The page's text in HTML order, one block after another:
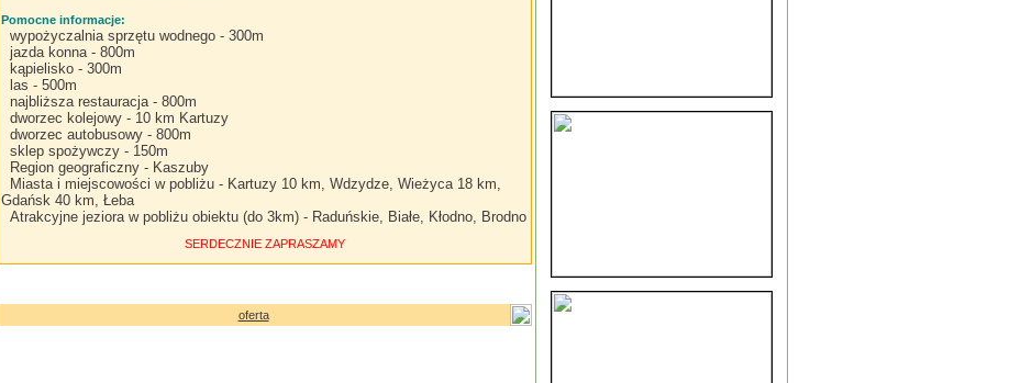
Pomocne informacje:
wypożyczalnia sprzętu wodnego - 300m
jazda konna - 800m
kąpielisko - 300m
las - 500m
najbliższa restauracja - 800m
dworzec kolejowy - 10 km Kartuzy
dworzec autobusowy - 800m
sklep spożywczy - 150m
Region geograficzny - Kaszuby
Miasta i miejscowości w pobliżu - Kartuzy 10 km, Wdzydze, Wieżyca 18 km,
Gdańsk 40 km, Łeba
Atrakcyjne jeziora w pobliżu obiektu (do 3km) - Raduńskie, Białe, Kłodno, Brodno
SERDECZNIE ZAPRASZAMY
oferta